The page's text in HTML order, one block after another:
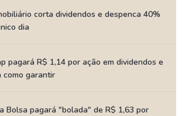
corta dividendos e despenca 40%
dia
pagará R$ 1,14 por ação em dividendos e
como garantir
Bolsa pagará "bolada" de R$ 1,63 por